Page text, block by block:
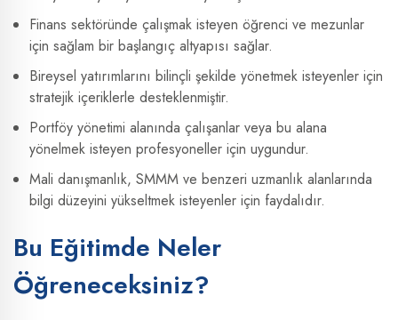
Finans sektöründe çalışmak isteyen öğrenci ve mezunlar
için sağlam bir başlangıç altyapısı sağlar.
Bireysel yatırımlarını bilinçli şekilde yönetmek isteyenler için
stratejik içeriklerle desteklenmiştir.
Portföy yönetimi alanında çalışanlar veya bu alana
yönelmek isteyen profesyoneller için uygundur.
Mali danışmanlık, SMMM ve benzeri uzmanlık alanlarında
bilgi düzeyini yükseltmek isteyenler için faydalıdır.
Bu Eğitimde Neler
Öğreneceksiniz?